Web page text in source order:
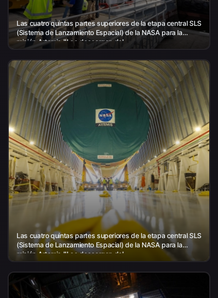
Las cuatro quintas partes superiores de la etapa central SLS
(Sistema de Lanzamiento Espacial) de la NASA para la
misión Artemis III se descargan del...
Las cuatro quintas partes superiores de la etapa central SLS
(Sistema de Lanzamiento Espacial) de la NASA para la
misión Artemis III se descargan del...